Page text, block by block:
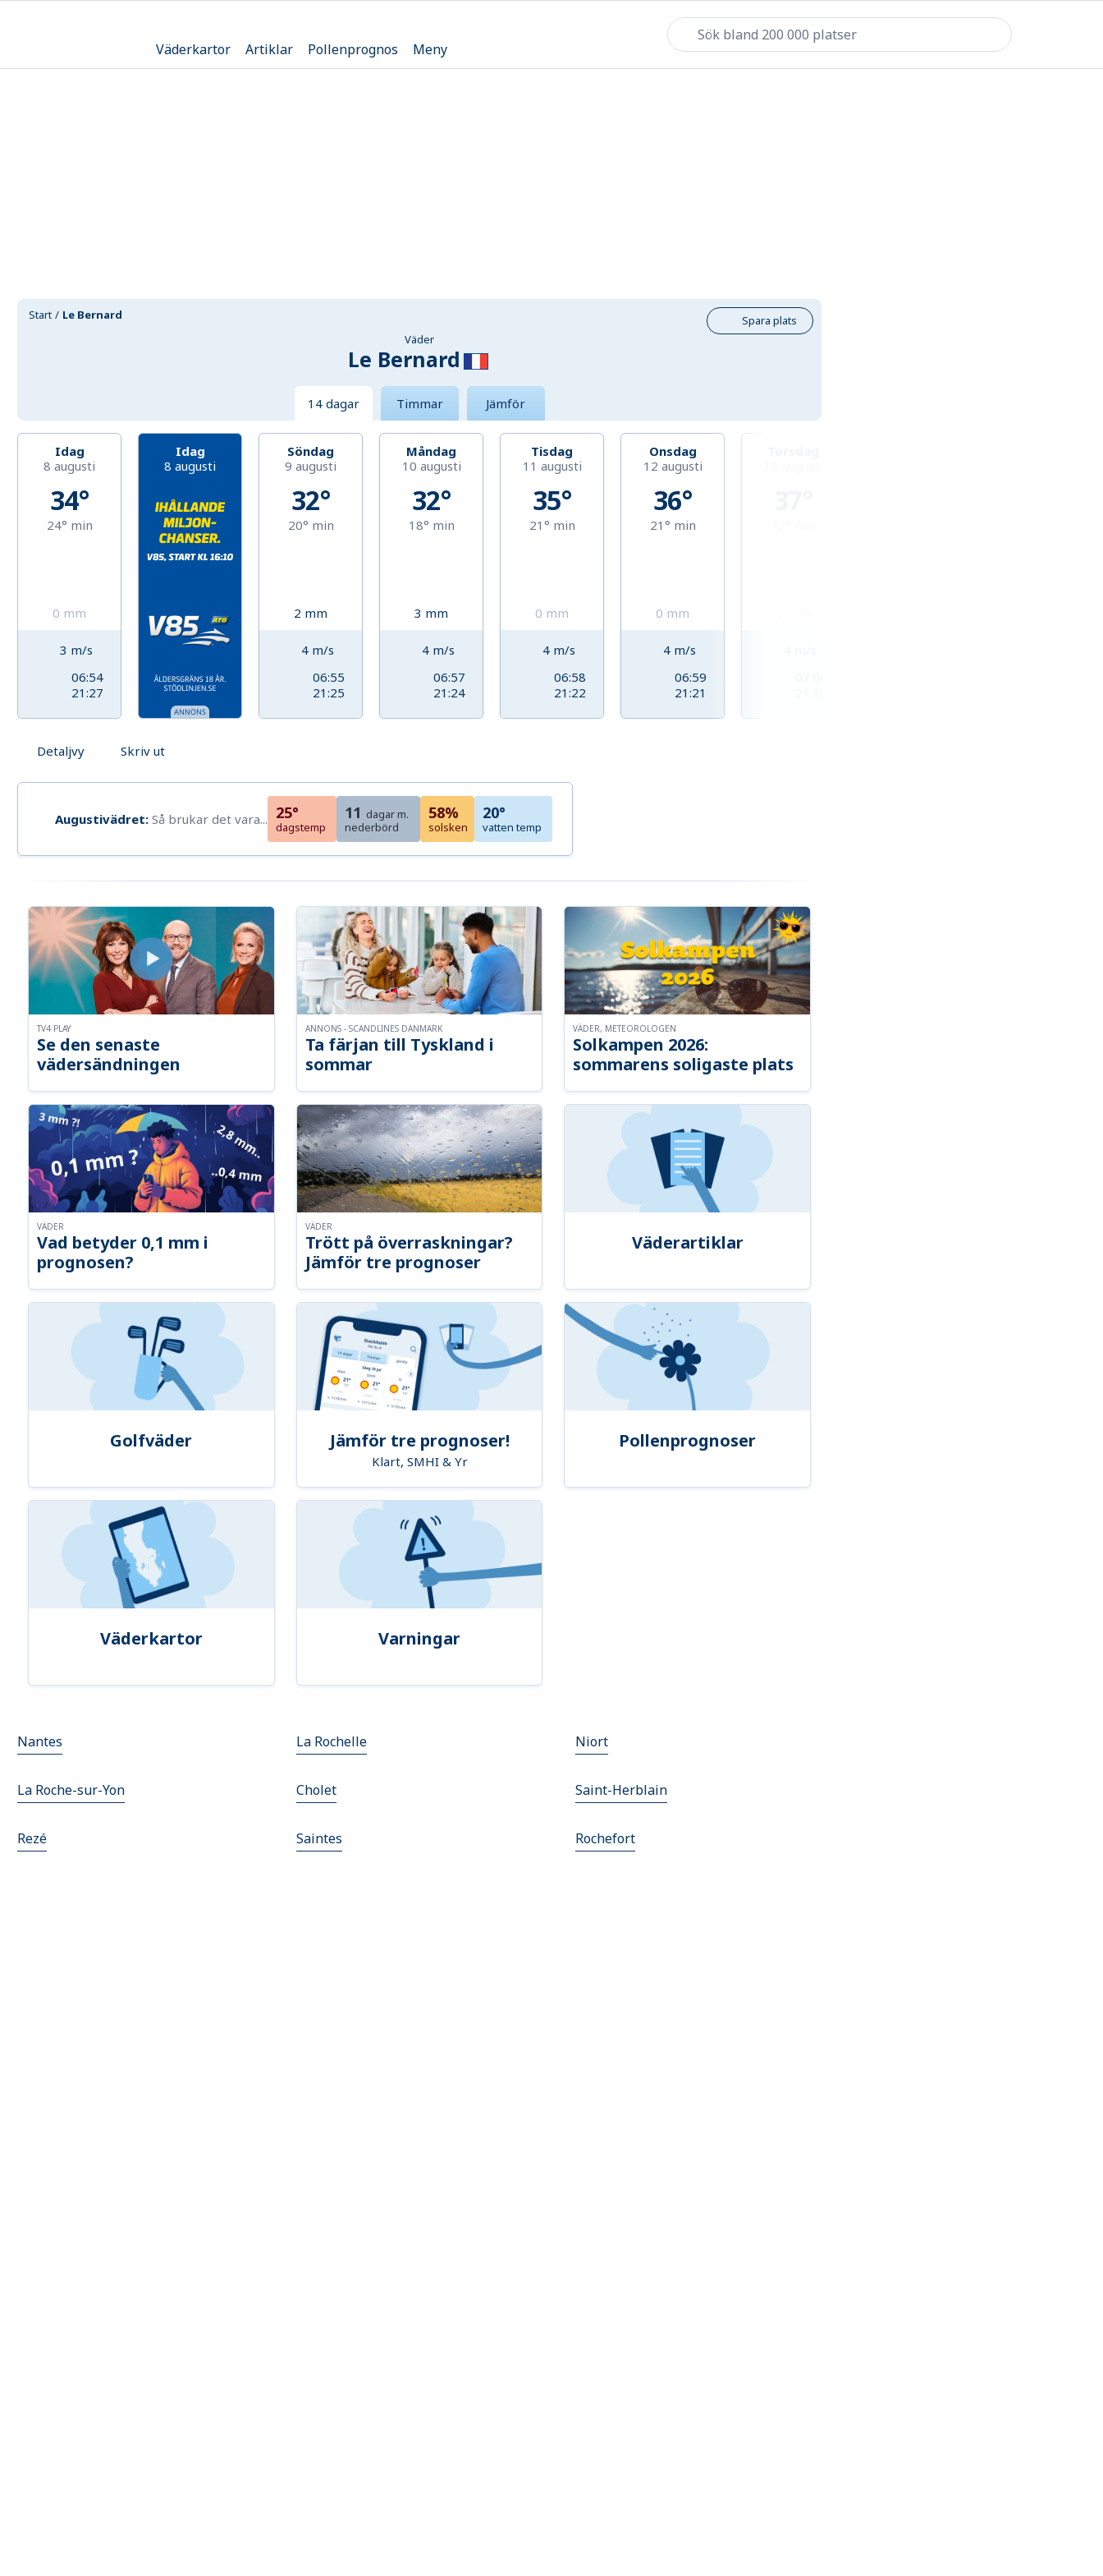
Väderkartor Artiklar Pollenprognos Meny
Start Le Bernard
Spara plats
Väder
Le Bernard
14 dagar Timmar Jämför
Idag
8 augusti
34°
24° min
0 mm
3 m/s
06:54
21:27
Idag
8 augusti
Söndag
9 augusti
32°
20° min
2 mm
4 m/s
06:55
21:25
Måndag
10 augusti
32°
18° min
3 mm
4 m/s
06:57
21:24
Tisdag
11 augusti
35°
21° min
0 mm
4 m/s
06:58
21:22
Onsdag
12 augusti
36°
21° min
0 mm
4 m/s
06:59
21:21
Detaljvy Skriv ut
Augustivädret: Så brukar det vara... 25°
dagstemp
11 dagar m.
nederbörd
58%
solsken
20°
vatten temp
Se den senaste
vädersändningen
TV4 PLAY
Ta färjan till Tyskland i
sommar
ANNONS - SCANDLINES DANMARK
Solkampen 2026:
sommarens soligaste plats
VÄDER, METEOROLOGEN
Vad betyder 0,1 mm i
prognosen?
VÄDER
Trött på överraskningar?
Jämför tre prognoser
VÄDER
Väderartiklar
Golfväder Jämför tre prognoser!
Klart, SMHI & Yr
Pollenprognoser
Väderkartor Varningar
Nantes La Rochelle Niort
La Roche-sur-Yon Cholet Saint-Herblain
Rezé Saintes Rochefort